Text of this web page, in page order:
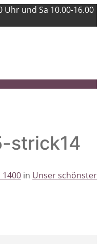
Uhr und Sa 10.00-16.00
strick14
1400 in Unser schönster